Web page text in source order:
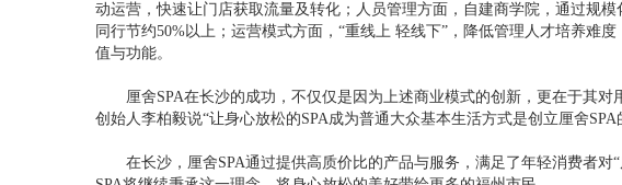
动运营，快速让门店获取流量及转化；人员管理方面，自建商学院，通过规
同行节约50%以上；运营模式方面，“重线上 轻线下”，降低管理人才培养难
值与功能。
厘舍SPA在长沙的成功，不仅仅是因为上述商业模式的创新，更在于其对
创始人李柏毅说“让身心放松的SPA成为普通大众基本生活方式是创立厘舍SPA
在长沙，厘舍SPA通过提供高质价比的产品与服务，满足了年轻消费者对